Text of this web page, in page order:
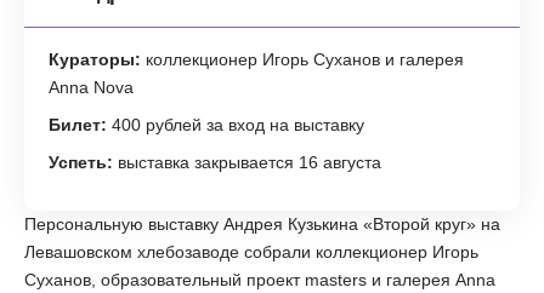
Кураторы: коллекционер Игорь Суханов и галерея
Anna Nova
Билет: 400 рублей за вход на выставку
Успеть: выставка закрывается 16 августа
Персональную выставку Андрея Кузькина «Второй круг» на
Левашовском хлебозаводе собрали коллекционер Игорь
Суханов, образовательный проект masters и галерея Anna